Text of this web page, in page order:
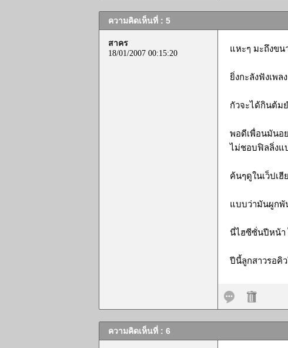
ความคิดเห็นที่ : 5
สาคร
18/01/2007 00:15:20 แหะๆ มะถึงข
ยิ่งกะลังฟังเพ
กัวจะได้กินต้ม
พอดีเพื่อนมันอ
ไม่ชอบฟิลลิ่งแ
ค้นๆดูในเว็ปเ
แบบว่ามันผูกพั
นี่ไฮซีซั่นปีหน้า
ปีนี้ลูกสาวรอคิ
ความคิดเห็นที่ : 6